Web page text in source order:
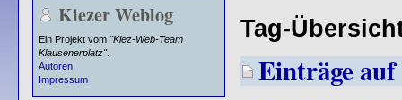
Kiezer Weblog
Ein Projekt vom "Kiez-Web-Team
Klausenerplatz".
Autoren
Impressum
Tag-
Einträge